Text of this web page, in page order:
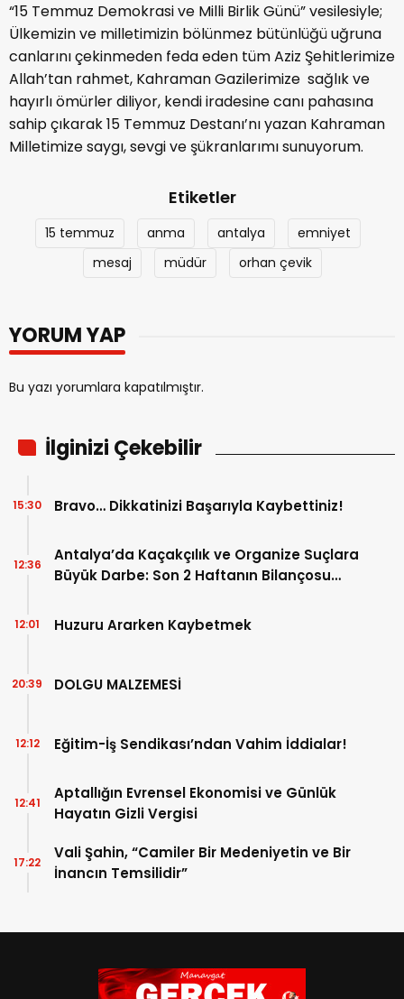
“15 Temmuz Demokrasi ve Milli Birlik Günü” vesilesiyle;
Ülkemizin ve milletimizin bölünmez bütünlüğü uğruna
canlarını çekinmeden feda eden tüm Aziz Şehitlerimize
Allah’tan rahmet, Kahraman Gazilerimize sağlık ve
hayırlı ömürler diliyor, kendi iradesine canı pahasına
sahip çıkarak 15 Temmuz Destanı’nı yazan Kahraman
Milletimize saygı, sevgi ve şükranlarımı sunuyorum.
Etiketler
15 temmuz anma antalya
emniyet
mesaj
müdür orhan çevik
YORUM YAP
Bu yazı yorumlara kapatılmıştır.
İlginizi Çekebilir
Bravo… Dikkatinizi Başarıyla Kaybettiniz!
15:30
Antalya’da Kaçakçılık ve Organize Suçlara
Büyük Darbe: Son 2 Haftanın Bilançosu
12:36
Huzuru Ararken Kaybetmek
12:01
DOLGU MALZEMESİ
20:39
Eğitim-İş Sendikası’ndan Vahim İddialar!
12:12
Aptallığın Evrensel Ekonomisi ve Günlük
Hayatın Gizli Vergisi
12:41
Vali Şahin, “Camiler Bir Medeniyetin ve Bir
İnancın Temsilidir”
17:22